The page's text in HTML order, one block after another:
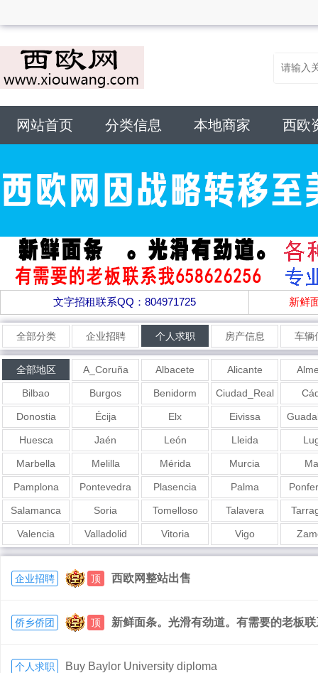
网站首页 分类信息 本地商家 西欧
文字招租联系QQ：804971725 新鲜
全部分类 企业招聘 个人求职 房产信息 车辆
全部地区 A_Coruña Albacete Alicante
Bilbao Burgos Benidorm Ciudad_Real
Donostia Écija Elx Eivissa
Huesca Jaén León Lleida
Marbella Melilla Mérida Murcia
Pamplona Pontevedra Plasencia Palma
Salamanca Soria Tomelloso Talavera
Valencia Valladolid Vitoria Vigo
企业招聘 顶 西欧网整站出售
侨乡侨团 顶 新鲜面条。光滑有劲道。有需要的老板
个人求职 Buy Baylor University diploma